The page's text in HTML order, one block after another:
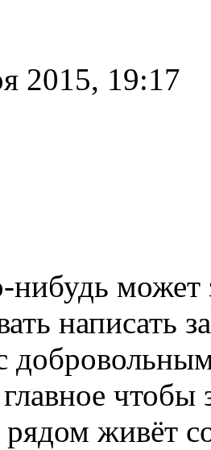
2015, 19:17
нибудь
написать
живёт